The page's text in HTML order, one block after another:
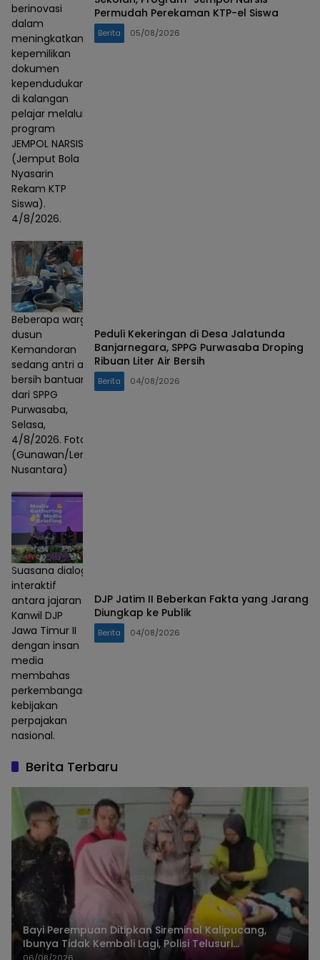
berinovasi
dalam
meningkatkan
kepemilikan
dokumen
kependudukan
di kalangan
pelajar melalui
program
JEMPOL NARSIS
(Jemput Bola
Nyasarin
Rekam KTP
Siswa).
4/8/2026.
Permudah Perekaman KTP-el Siswa
Berita 05/08/2026
Beberapa warga
dusun
Kemandoran
sedang antri air
bersih bantuan
dari SPPG
Purwasaba,
Selasa,
4/8/2026. Foto :
(Gunawan/Lensa
Nusantara)
Peduli Kekeringan di Desa Jalatunda
Banjarnegara, SPPG Purwasaba Droping
Ribuan Liter Air Bersih
Berita 04/08/2026
Suasana dialog
interaktif
antara jajaran
Kanwil DJP
Jawa Timur II
dengan insan
media
membahas
perkembangan
kebijakan
perpajakan
nasional.
DJP Jatim II Beberkan Fakta yang Jarang
Diungkap ke Publik
Berita 04/08/2026
Berita Terbaru
Bayi Perempuan Ditipkan Sireminal Kalipucang,
Ibunya Tidak Kembali Lagi, Polisi Telusuri